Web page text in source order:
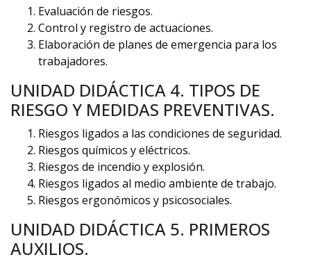
Evaluación de riesgos.
Control y registro de actuaciones.
Elaboración de planes de emergencia para los
trabajadores.
UNIDAD DIDÁCTICA 4. TIPOS DE
RIESGO Y MEDIDAS PREVENTIVAS.
Riesgos ligados a las condiciones de seguridad.
Riesgos químicos y eléctricos.
Riesgos de incendio y explosión.
Riesgos ligados al medio ambiente de trabajo.
Riesgos ergonómicos y psicosociales.
UNIDAD DIDÁCTICA 5. PRIMEROS
AUXILIOS.